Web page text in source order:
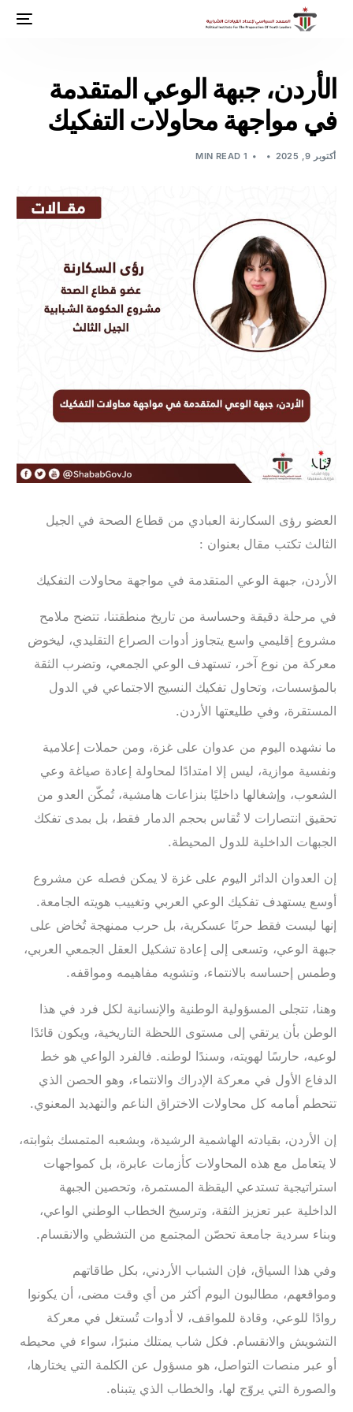
الأردن، جبهة الوعي المتقدمة
في مواجهة محاولات التفكيك
أكتوبر 9, 2025 1 MIN READ
العضو رؤى السكارنة العبادي من قطاع الصحة في الجيل
الثالث تكتب مقال بعنوان :
الأردن، جبهة الوعي المتقدمة في مواجهة محاولات التفكيك
في مرحلة دقيقة وحساسة من تاريخ منطقتنا، تتضح ملامح
مشروع إقليمي واسع يتجاوز أدوات الصراع التقليدي، ليخوض
معركة من نوع آخر، تستهدف الوعي الجمعي، وتضرب الثقة
بالمؤسسات، وتحاول تفكيك النسيج الاجتماعي في الدول
المستقرة، وفي طليعتها الأردن.
‎ما نشهده اليوم من عدوان على غزة، ومن حملات إعلامية
ونفسية موازية، ليس إلا امتدادًا لمحاولة إعادة صياغة وعي
الشعوب، وإشغالها داخليًا بنزاعات هامشية، تُمكّن العدو من
تحقيق انتصارات لا تُقاس بحجم الدمار فقط، بل بمدى تفكك
الجبهات الداخلية للدول المحيطة.
‎إن العدوان الدائر اليوم على غزة لا يمكن فصله عن مشروع
أوسع يستهدف تفكيك الوعي العربي وتغييب هويته الجامعة.
إنها ليست فقط حربًا عسكرية، بل حرب ممنهجة تُخاض على
جبهة الوعي، وتسعى إلى إعادة تشكيل العقل الجمعي العربي،
وطمس إحساسه بالانتماء، وتشويه مفاهيمه ومواقفه.
‎وهنا، تتجلى المسؤولية الوطنية والإنسانية لكل فرد في هذا
الوطن بأن يرتقي إلى مستوى اللحظة التاريخية، ويكون قائدًا
لوعيه، حارسًا لهويته، وسندًا لوطنه. فالفرد الواعي هو خط
الدفاع الأول في معركة الإدراك والانتماء، وهو الحصن الذي
تتحطم أمامه كل محاولات الاختراق الناعم والتهديد المعنوي.
‎إن الأردن، بقيادته الهاشمية الرشيدة، وبشعبه المتمسك بثوابته،
لا يتعامل مع هذه المحاولات كأزمات عابرة، بل كمواجهات
استراتيجية تستدعي اليقظة المستمرة، وتحصين الجبهة
الداخلية عبر تعزيز الثقة، وترسيخ الخطاب الوطني الواعي،
وبناء سردية جامعة تحصّن المجتمع من التشظي والانقسام.
‎وفي هذا السياق، فإن الشباب الأردني، بكل طاقاتهم
ومواقعهم، مطالبون اليوم أكثر من أي وقت مضى، أن يكونوا
روادًا للوعي، وقادة للمواقف، لا أدوات تُستغل في معركة
التشويش والانقسام. فكل شاب يمتلك منبرًا، سواء في محيطه
أو عبر منصات التواصل، هو مسؤول عن الكلمة التي يختارها،
والصورة التي يروّج لها، والخطاب الذي يتبناه.